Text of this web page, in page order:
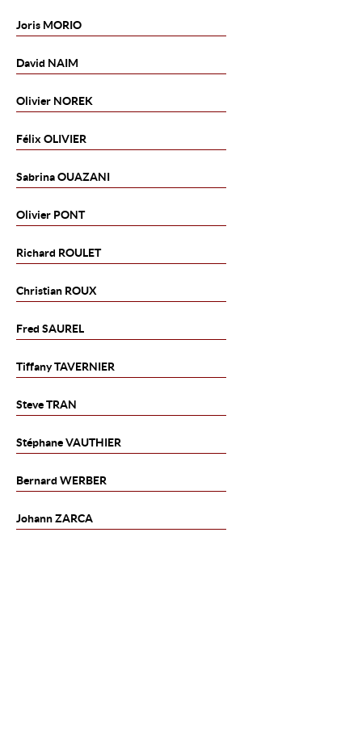
Joris MORIO
David NAIM
Olivier NOREK
Félix OLIVIER
SabrinaOUAZANI
Olivier PONT
Richard ROULET
Christian ROUX
Fred SAUREL
TiffanyTAVERNIER
SteveTRAN
StéphaneVAUTHIER
Bernard WERBER
JohannZARCA